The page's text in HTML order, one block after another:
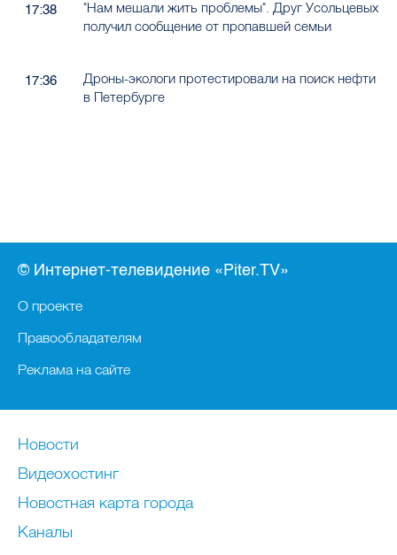
17:38
"Нам мешали жить проблемы". Друг Усольцевых
получил сообщение от пропавшей семьи
17:36
Дроны-экологи протестировали на поиск нефти
в Петербурге
© Интернет-телевидение «Piter.TV»
О проекте
Правообладателям
Реклама на сайте
Новости
Видеохостинг
Новостная карта города
Каналы